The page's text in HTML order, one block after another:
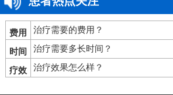
费用 治疗需要的费用？
时间 治疗需要多长时间？
疗效 治疗效果怎么样？